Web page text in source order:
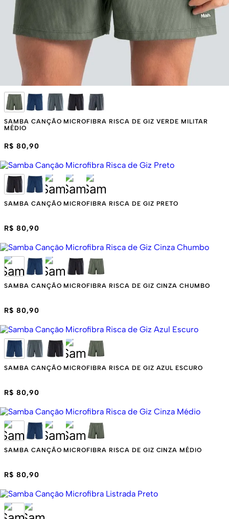
SAMBA CANÇÃO MICROFIBRA RISCA DE GIZ VERDE MILITAR
MÉDIO
R$ 80,90
SAMBA CANÇÃO MICROFIBRA RISCA DE GIZ PRETO
R$ 80,90
SAMBA CANÇÃO MICROFIBRA RISCA DE GIZ CINZA CHUMBO
R$ 80,90
SAMBA CANÇÃO MICROFIBRA RISCA DE GIZ AZUL ESCURO
R$ 80,90
SAMBA CANÇÃO MICROFIBRA RISCA DE GIZ CINZA MÉDIO
R$ 80,90